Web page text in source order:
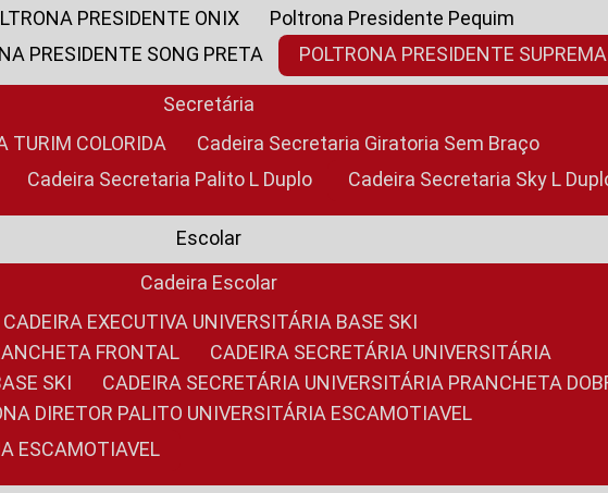
PRESIDENTE ONIX
Poltrona Presidente Pequim
PRESIDENTE SONG PRETA POLTRONA PRESIDENTE SUPREMA
Secretária
TURIM COLORIDA
Cadeira Secretaria Giratoria Sem Braço
Cadeira Secretaria Palito L Duplo Cadeira Secretaria Sky L
Escolar
Cadeira Escolar
CADEIRA EXECUTIVA UNIVERSITÁRIA BASE SKI
FRONTAL
CADEIRA SECRETÁRIA UNIVERSITÁRIA
SKI
CADEIRA SECRETÁRIA UNIVERSITÁRIA PRANCHETA
DIRETOR PALITO UNIVERSITÁRIA ESCAMOTIAVEL
ESCAMOTIAVEL